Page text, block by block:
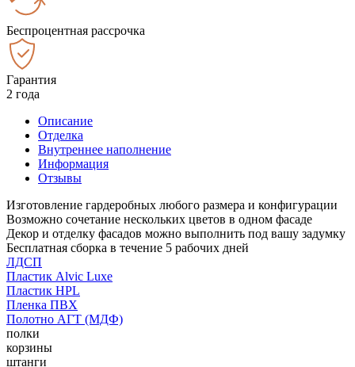
Беспроцентная рассрочка
Гарантия
2 года
Описание
Отделка
Внутреннее наполнение
Информация
Отзывы
Изготовление гардеробных любого размера и конфигурации
Возможно сочетание нескольких цветов в одном фасаде
Декор и отделку фасадов можно выполнить под вашу задумку
Бесплатная сборка в течение 5 рабочих дней
ЛДСП
Пластик Alvic Luxe
Пластик HPL
Пленка ПВХ
Полотно АГТ (МДФ)
полки
корзины
штанги